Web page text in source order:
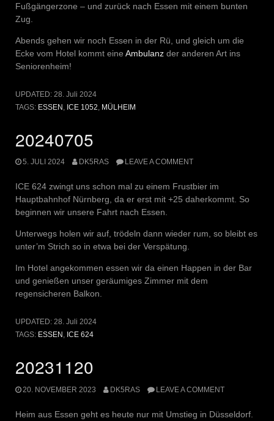
Fußgängerzone – und zurück nach Essen mit einem bunten
Zug.
Abends gehen wir noch Essen in der Rü, und gleich um die
Ecke vom Hotel kommt eine Ambulanz der anderen Art ins
Seniorenheim!
UPDATED: 28. Juli 2024
TAGS: ESSEN , ICE 1052, MÜLHEIM
20240705
5. JULI 2024 DK5RAS LEAVE A COMMENT
ICE 624 zwingt uns schon mal zu einem Frustbier im
Hauptbahnhof Nürnberg, da er erst mit +25 daherkommt. So
beginnen wir unsere Fahrt nach Essen.
Unterwegs holen wir auf, trödeln dann wieder rum, so bleibt es
unter’m Strich so in etwa bei der Verspätung.
Im Hotel angekommen essen wir da einen Happen in der Bar
und genießen unser geräumiges Zimmer mit dem
regensicheren Balkon.
UPDATED: 28. Juli 2024
TAGS: ESSEN , ICE 624
20231120
20. NOVEMBER 2023 DK5RAS LEAVE A COMMENT
Heim aus Essen geht es heute nur mit Umstieg in Düsseldorf.